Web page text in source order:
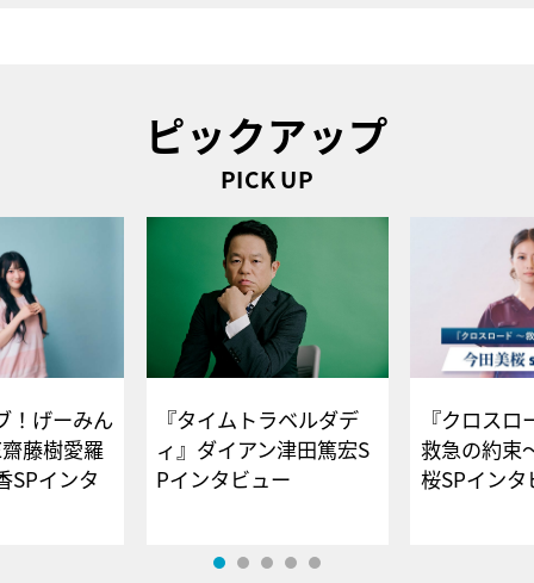
ピックアップ
PICK UP
！げーみん
藤樹愛羅
SPインタ
『タイムトラベルダデ
ィ』ダイアン津田篤宏S
Pインタビュー
『クロス
救急の約束
桜SPイ